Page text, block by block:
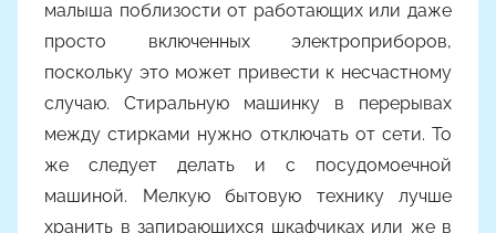
малыша поблизости от работающих или даже
просто включенных электроприборов,
поскольку это может привести к несчастному
случаю. Стиральную машинку в перерывах
между стирками нужно отключать от сети. То
же следует делать и с посудомоечной
машиной. Мелкую бытовую технику лучше
хранить в запирающихся шкафчиках или же в